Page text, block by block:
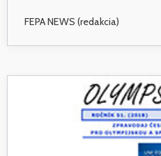
FEPA NEWS (redakcia)